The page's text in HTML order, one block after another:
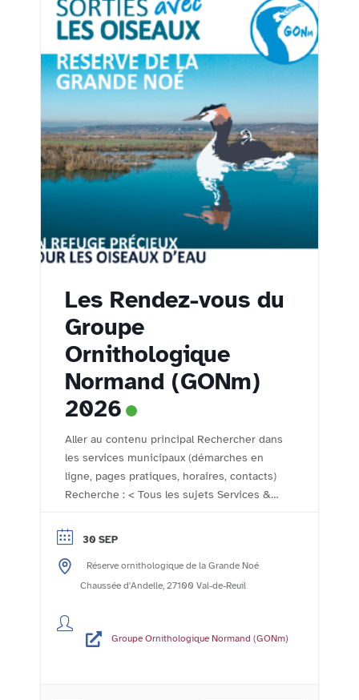
Les Rendez-vous du
Groupe
Ornithologique
Normand (GONm)
2026
Aller au contenu principal Rechercher dans
les services municipaux (démarches en
ligne, pages pratiques, horaires, contacts)
Recherche : < Tous les sujets Services &
associations Le comptoir des associations
- l'agenda de la vie associative rolivaloise
Imprimer Publié le :24/10/2023 Mis à jour
le :06/11/2023 Le Groupe Ornithologique
30 SEP
Réserve ornithologique de la Grande Noé
Chaussée d'Andelle, 27100 Val-de-Reuil
Groupe Ornithologique Normand (GONm)